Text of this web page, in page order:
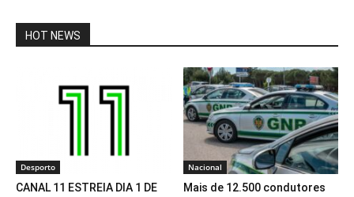
HOT NEWS
Desporto
CANAL 11 ESTREIA DIA 1 DE
Nacional
Mais de 12.500 condutores